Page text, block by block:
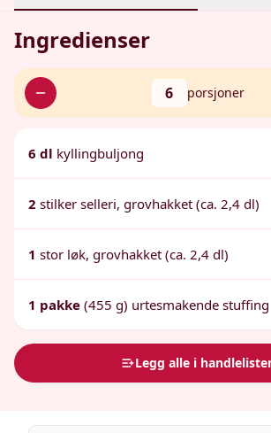
Ingredienser
6 porsjoner
6 dl kyllingbuljong
2 stilker selleri, grovhakket (ca. 2,4 dl)
1 stor løk, grovhakket (ca. 2,4 dl)
1 pakke (455 g) urtesmakende stuffing
Legg alle i